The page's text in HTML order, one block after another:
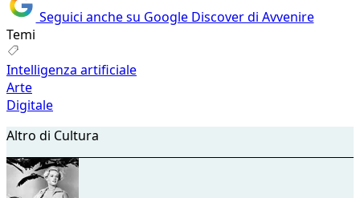
Seguici anche su Google Discover di Avvenire
Temi
Intelligenza artificiale
Arte
Digitale
Altro di Cultura